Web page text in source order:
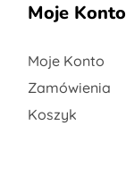
Moje Konto
Moje Konto
Zamówienia
Koszyk